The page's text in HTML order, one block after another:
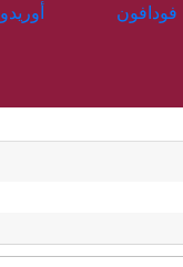
أوريدو
فودافون